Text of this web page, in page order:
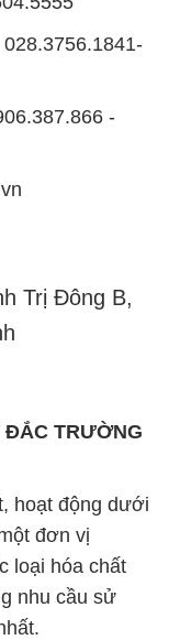
-
Trị Đông B,
ĐẮC TRƯỜNG
hoạt động dưới
đơn vị
loại hóa chất
nhu cầu sử